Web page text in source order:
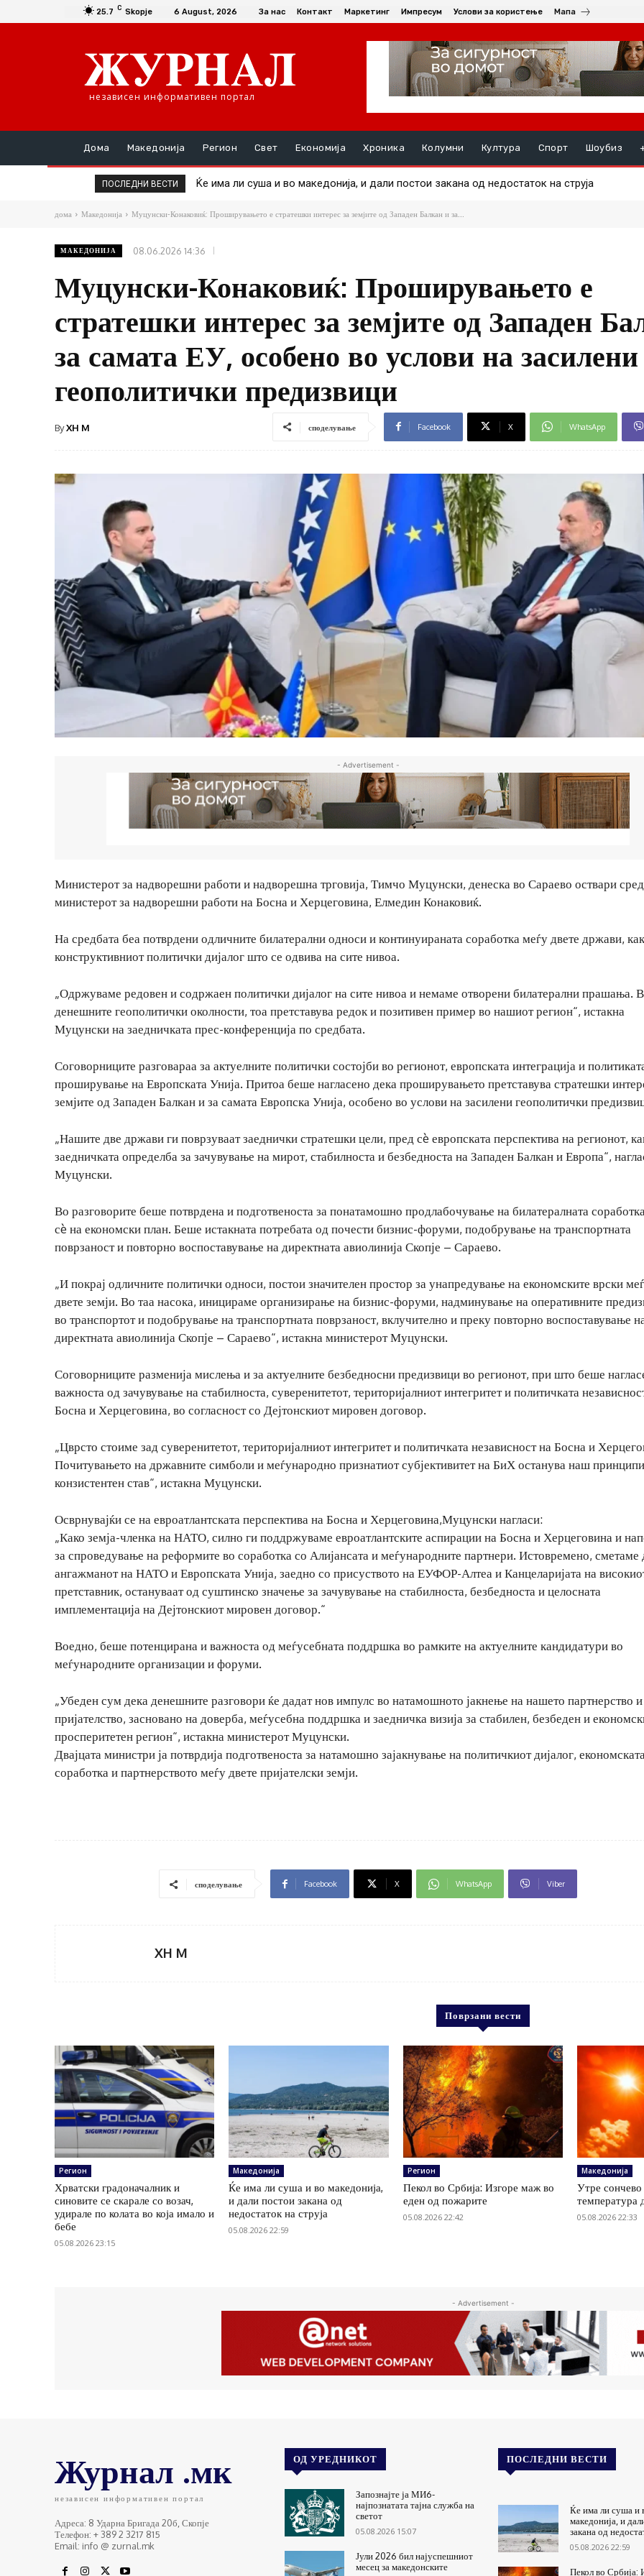
25.7 C Skopje 6 August, 2026 За нас Контакт Маркетинг Импресум Услови за користење Мапа
независен информативен портал
Дома Македонија Регион Свет Економија Хроника Колумни Култура Спорт Шоубиз
ПОСЛЕДНИ ВЕСТИ Ќе има ли суша и во македонија, и дали постои закана од недостаток на струја
Пекол во Србија: Изгоре маж во еден од пожарите
дома Македонија Муцунски-Конаковиќ: Проширувањето е стратешки интерес за земјите од Западен Балкан и за...
МАКЕДОНИЈА 08.06.2026 14:36
Муцунски-Конаковиќ: Проширувањето е
стратешки интерес за земјите од Западен
за самата ЕУ, особено во услови на засилени
геополитички предизвици
ByXH M споделување Facebook X WhatsApp
- Advertisement -
Министерот за надворешни работи и надворешна трговија, Тимчо Муцунски, денеска во Сараево оствари
министерот за надворешни работи на Босна и Херцеговина, Елмедин Конаковиќ.
На средбата беа потврдени одличните билатерални односи и континуираната соработка меѓу двете држави,
конструктивниот политички дијалог што се одвива на сите нивоа.
„Одржуваме редовен и содржаен политички дијалог на сите нивоа и немаме отворени билатерални прашања.
денешните геополитички околности, тоа претставува редок и позитивен пример во нашиот регион“, истакна
Муцунски на заедничката прес-конференција по средбата.
Соговорниците разговараа за актуелните политички состојби во регионот, европската интеграција и
проширување на Европската Унија. Притоа беше нагласено дека проширувањето претставува стратешки
земјите од Западен Балкан и за самата Европска Унија, особено во услови на засилени геополитички
„Нашите две држави ги поврзуваат заеднички стратешки цели, пред сè европската перспектива на регионот,
заедничката определба за зачувување на мирот, стабилноста и безбедноста на Западен Балкан и Европа“,
Муцунски.
Во разговорите беше потврдена и подготвеноста за понатамошно продлабочување на билатералната
сè на економски план. Беше истакната потребата од почести бизнис-форуми, подобрување на транспортната
поврзаност и повторно воспоставување на директната авиолинија Скопје – Сараево.
„И покрај одличните политички односи, постои значителен простор за унапредување на економските врски
двете земји. Во таа насока, иницираме организирање на бизнис-форуми, надминување на оперативните
во транспортот и подобрување на транспортната поврзаност, вклучително и преку повторно воспоставување
директната авиолинија Скопје – Сараево“, истакна министерот Муцунски.
Соговорниците разменија мислења и за актуелните безбедносни предизвици во регионот, при што беше
важноста од зачувување на стабилноста, суверенитетот, територијалниот интегритет и политичката
Босна и Херцеговина, во согласност со Дејтонскиот мировен договор.
„Цврсто стоиме зад суверенитетот, територијалниот интегритет и политичката независност на Босна и
Почитувањето на државните симболи и меѓународно признатиот субјективитет на БиХ останува наш
конзистентен став“, истакна Муцунски.
Осврнувајќи се на евроатлантската перспектива на Босна и Херцеговина,Муцунски нагласи:
„Како земја-членка на НАТО, силно ги поддржуваме евроатлантските аспирации на Босна и Херцеговина и
за спроведување на реформите во соработка со Алијансата и меѓународните партнери. Истовремено, сметаме
ангажманот на НАТО и Европската Унија, заедно со присуството на ЕУФОР-Алтеа и Канцеларијата на
претставник, остануваат од суштинско значење за зачувување на стабилноста, безбедноста и целосната
имплементација на Дејтонскиот мировен договор.“
Воедно, беше потенцирана и важноста од меѓусебната поддршка во рамките на актуелните кандидатури во
меѓународните организации и форуми.
„Убеден сум дека денешните разговори ќе дадат нов импулс во натамошното јакнење на нашето партнерство и
пријателство, засновано на доверба, меѓусебна поддршка и заедничка визија за стабилен, безбеден и
просперитетен регион“, истакна министерот Муцунски.
Двајцата министри ја потврдија подготвеноста за натамошно зајакнување на политичкиот дијалог,
соработка и партнерството меѓу двете пријателски земји.
споделување Facebook X WhatsApp Viber
XH M
Поврзани вести
Регион
Хрватски градоначалник и
синовите се скарале со возач,
удирале по колата во која имало и
бебе
05.08.2026 23:15
Македонија
Ќе има ли суша и во македонија,
и дали постои закана од
недостаток на струја
05.08.2026 22:59
Регион
Пекол во Србија: Изгоре маж во
еден од пожарите
05.08.2026 22:42
Македонија
Утре
температура
05.08.2026 22:33
- Advertisement -
Журнал .мк
независен информативен портал
Адреса: 8 Ударна Бригада 20б, Скопје
Телефон: + 389 2 3217 815
Email: info @ zurnal.mk
ОД УРЕДНИКОТ
Запознајте ја МИ6-
најпознатата тајна служба на
светот
05.08.2026 15:07
Јули 2026 бил најуспешниот
месец за македонските
ПОСЛЕДНИ ВЕСТИ
Ќе има ли суша и
македонија, и
закана од
05.08.2026 22:59
Пекол во Србија: